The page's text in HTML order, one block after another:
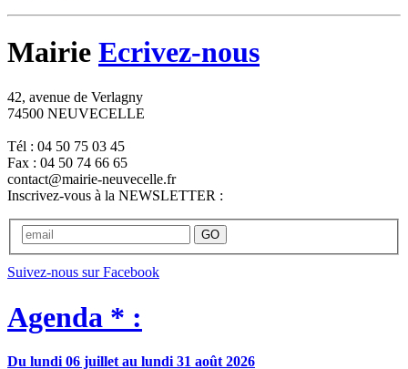
Mairie Ecrivez-nous
42, avenue de Verlagny
74500 NEUVECELLE
Tél : 04 50 75 03 45
Fax : 04 50 74 66 65
contact@mairie-neuvecelle.fr
Inscrivez-vous à la NEWSLETTER :
GO
Suivez-nous sur Facebook
Agenda * :
Du lundi 06 juillet au lundi 31 août 2026